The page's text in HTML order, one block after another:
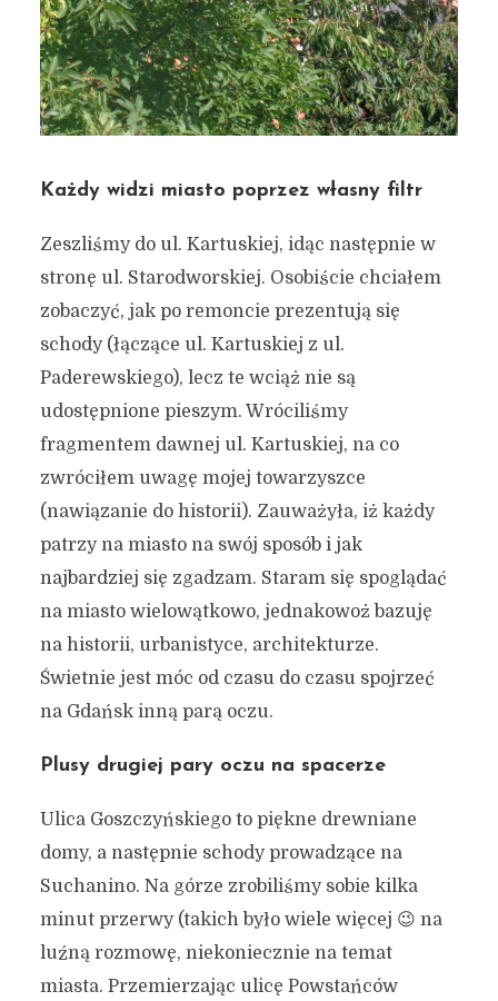
Każdy widzi miasto poprzez własny filtr
Zeszliśmy do ul. Kartuskiej, idąc następnie w
stronę ul. Starodworskiej. Osobiście chciałem
zobaczyć, jak po remoncie prezentują się
schody (łączące ul. Kartuskiej z ul.
Paderewskiego), lecz te wciąż nie są
udostępnione pieszym. Wróciliśmy
fragmentem dawnej ul. Kartuskiej, na co
zwróciłem uwagę mojej towarzyszce
(nawiązanie do historii). Zauważyła, iż każdy
patrzy na miasto na swój sposób i jak
najbardziej się zgadzam. Staram się spoglądać
na miasto wielowątkowo, jednakowoż bazuję
na historii, urbanistyce, architekturze.
Świetnie jest móc od czasu do czasu spojrzeć
na Gdańsk inną parą oczu.
Plusy drugiej pary oczu na spacerze
Ulica Goszczyńskiego to piękne drewniane
domy, a następnie schody prowadzące na
Suchanino. Na górze zrobiliśmy sobie kilka
minut przerwy (takich było wiele więcej 😉 na
luźną rozmowę, niekoniecznie na temat
miasta. Przemierzając ulicę Powstańców